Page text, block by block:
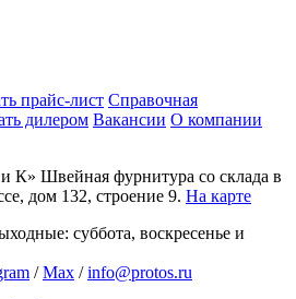
прайс-лист Справочная
дилером Вакансии О компании
К» Швейная фурнитура со склада в
дом 132, строение 9. На карте
суббота, воскресенье и
/Max /info@protos.ru